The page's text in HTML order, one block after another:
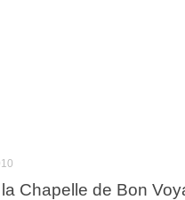
Chapelle de Bon